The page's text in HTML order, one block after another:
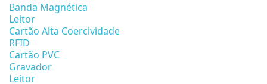
Banda Magnética
Leitor
Cartão Alta Coercividade
RFID
Cartão PVC
Gravador
Leitor